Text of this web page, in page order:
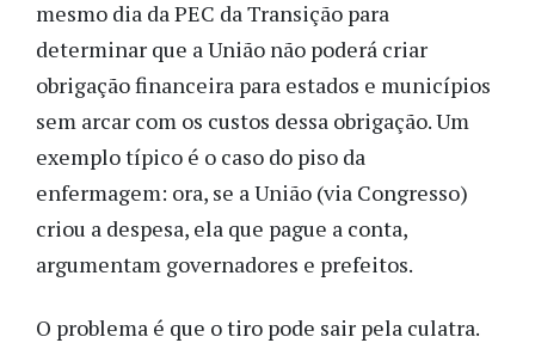
mesmo dia da PEC da Transição para
determinar que a União não poderá criar
obrigação financeira para estados e municípios
sem arcar com os custos dessa obrigação. Um
exemplo típico é o caso do piso da
enfermagem: ora, se a União (via Congresso)
criou a despesa, ela que pague a conta,
argumentam governadores e prefeitos.
O problema é que o tiro pode sair pela culatra.